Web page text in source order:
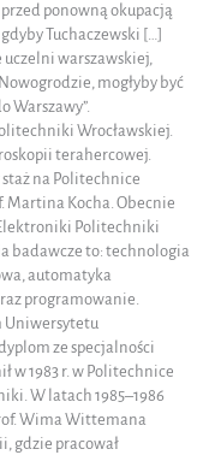
ponowną okupacją
Tuchaczewski […]
uczelni warszawskiej,
mogłyby być
Warszawy”.
Wrocławskiej.
terahercowej.
na Politechnice
Martina Kocha. Obecnie
Politechniki
badawcze to: technologia
automatyka
programowanie.
Uniwersytetu
ze specjalności
w 1983 r. w Politechnice
W latach 1985–1986
Wima Wittemana
gdzie pracował